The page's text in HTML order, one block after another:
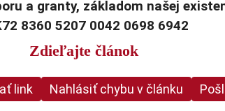
a granty, základom našej
8360 5207 0042 0698 6942
Zdieľajte článok
link Nahlásiť chybu v článku